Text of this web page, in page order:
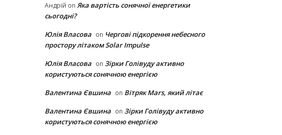
Андрій on Яка вартість сонячної енергетики
сьогодні?
Юлія Власова on Чергові підкорення небесного
простору літаком Solar Impulse
Юлія Власова on Зірки Голівуду активно
користуються сонячною енергією
Валентина Євшина on Вітряк Mars, який літає
Валентина Євшина on Зірки Голівуду активно
користуються сонячною енергією